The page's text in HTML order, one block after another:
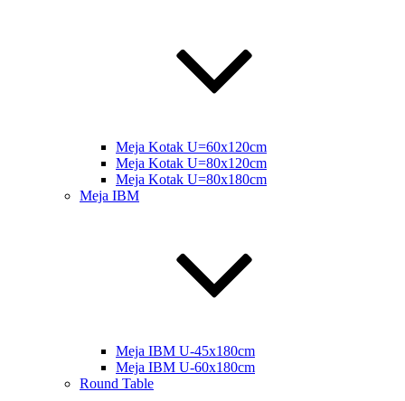
Meja Kotak U=60x120cm
Meja Kotak U=80x120cm
Meja Kotak U=80x180cm
Meja IBM
Meja IBM U-45x180cm
Meja IBM U-60x180cm
Round Table